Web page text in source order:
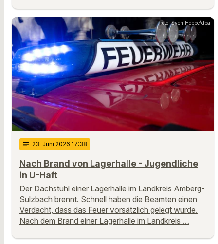
Foto: Sven Hoppe/dpa
notes 23. Juni 2026 17:38
Nach Brand von Lagerhalle - Jugendliche
in U-Haft
Der Dachstuhl einer Lagerhalle im Landkreis Amberg-
Sulzbach brennt. Schnell haben die Beamten einen
Verdacht, dass das Feuer vorsätzlich gelegt wurde.
Nach dem Brand einer Lagerhalle im Landkreis …